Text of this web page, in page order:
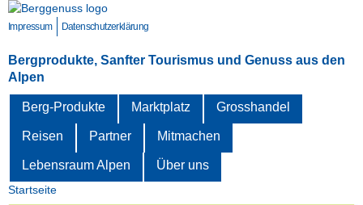
zum
Impressum Datenschutzerklärung
Bergprodukte, Sanfter Tourismus und Genuss aus den
Alpen
Berg-Produkte Marktplatz Grosshandel
Reisen Partner Mitmachen
Lebensraum Alpen Über uns
Sie sind hier
Startseite